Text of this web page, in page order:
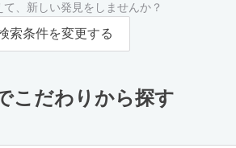
て、新しい発見をしませんか？
索条件を変更する
こだわりから探す